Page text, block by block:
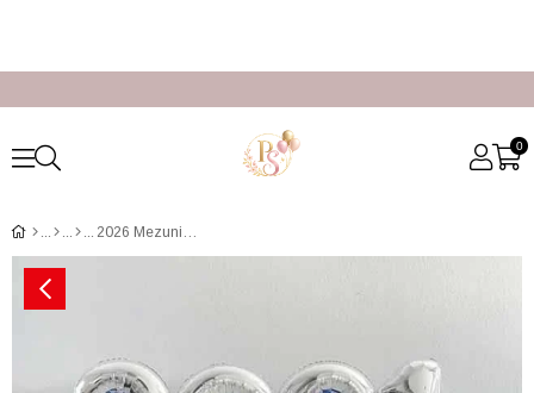
0
2026 Mezuniyet Balon Buketi